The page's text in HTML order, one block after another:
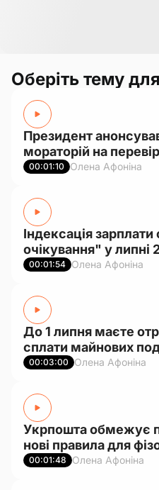
Оберіть тему
Президент
мораторій на
00:01:10 Олена Афоніна
Індексація
очікування" у липні
00:01:54 Олена Афоніна
До 1 липня маєте
сплати майнових
00:03:00 Олена Афоніна
Укрпошта обмежує
нові правила для
00:01:48 Олена Афоніна